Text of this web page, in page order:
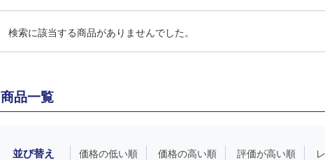
検索に該当する商品がありませんでした。
商品一覧
並び替え 価格の低い順 価格の高い順 評価が高い順